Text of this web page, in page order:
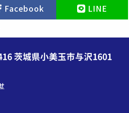
Facebook LINE
茨城県小美玉市与沢1601